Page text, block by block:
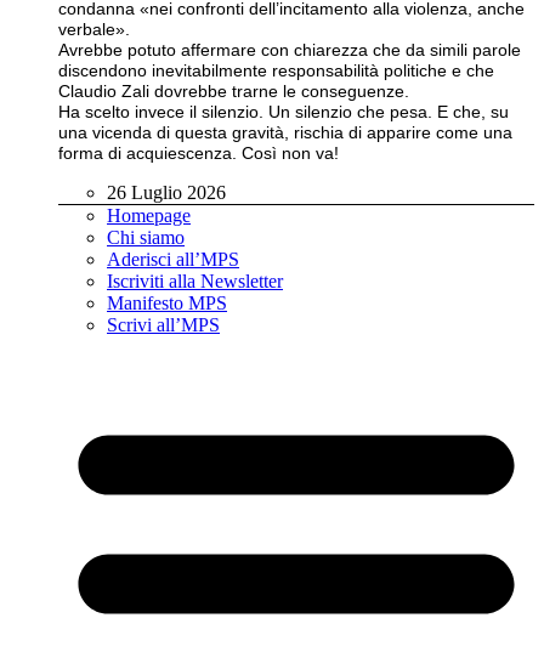
condanna «nei confronti dell’incitamento alla violenza, anche
verbale».
Avrebbe potuto affermare con chiarezza che da simili parole
discendono inevitabilmente responsabilità politiche e che
Claudio Zali dovrebbe trarne le conseguenze.
Ha scelto invece il silenzio. Un silenzio che pesa. E che, su
una vicenda di questa gravità, rischia di apparire come una
forma di acquiescenza. Così non va!
26 Luglio 2026
Homepage
Chi siamo
Aderisci all’MPS
Iscriviti alla Newsletter
Manifesto MPS
Scrivi all’MPS